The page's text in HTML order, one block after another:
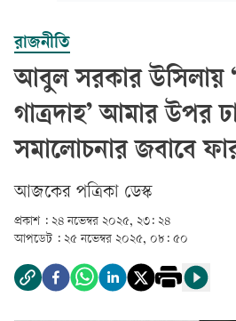
রাজনীতি
আবুল সরকার উসিলায়
গাত্রদাহ’ আমার উপর
সমালোচনার জবাবে
আজকের পত্রিকা ডেস্ক­
প্রকাশ : ২৪ নভেম্বর ২০২৫, ২৩: ২৪
আপডেট : ২৫ নভেম্বর ২০২৫, ০৮: ৫০